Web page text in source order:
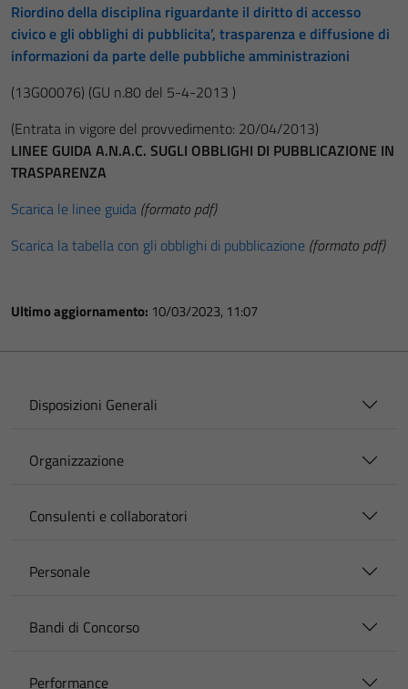
Riordino della disciplina riguardante il diritto di accesso
civico e gli obblighi di pubblicita’, trasparenza e diffusione di
informazioni da parte delle pubbliche amministrazioni
(13G00076) (GU n.80 del 5-4-2013 )
(Entrata in vigore del provvedimento: 20/04/2013)
LINEE GUIDA A.N.A.C. SUGLI OBBLIGHI DI PUBBLICAZIONE IN
TRASPARENZA
Scarica le linee guida (formato pdf)
Scarica la tabella con gli obblighi di pubblicazione (formato pdf)
Ultimo aggiornamento: 10/03/2023, 11:07
Disposizioni Generali
Organizzazione
Consulenti e collaboratori
Personale
Bandi di Concorso
Performance